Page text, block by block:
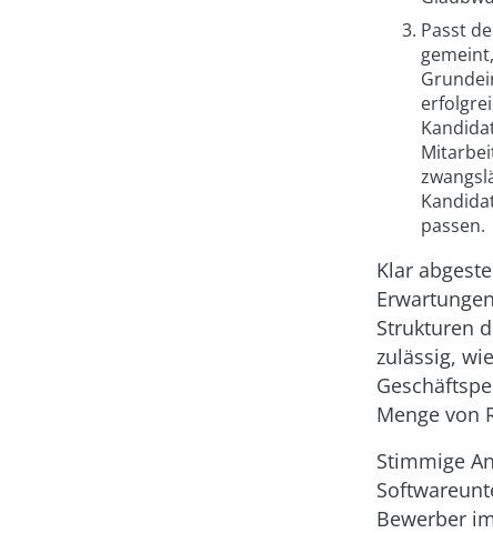
Passt
passen.
Klar
Strukturen
zulässig,
Menge von
Stimmige
Bewerber